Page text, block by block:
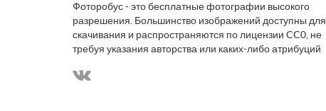
Фоторобус - это бесплатные фотографии высокого
разрешения. Большинство изображений доступны для
скачивания и распространяются по лицензии CC0, не
требуя указания авторства или каких-либо атрибуций